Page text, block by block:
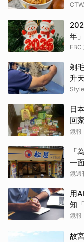
年
EBC
剃
升
日
回
鏡報
「
一
鏡週
用
知
禮
鏡報
故